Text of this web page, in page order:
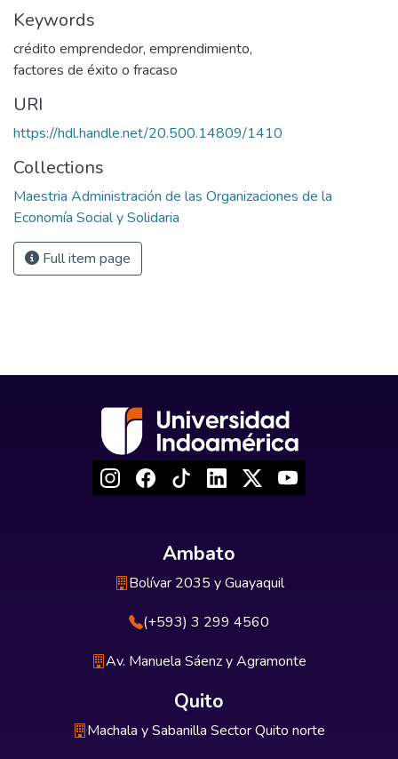
Keywords
crédito emprendedor, emprendimiento,
factores de éxito o fracaso
URI
https://hdl.handle.net/20.500.14809/1410
Collections
Maestria Administración de las Organizaciones de la
Economía Social y Solidaria
Full item page
Ambato
Bolívar 2035 y Guayaquil
(+593) 3 299 4560
Av. Manuela Sáenz y Agramonte
Quito
Machala y Sabanilla Sector Quito norte